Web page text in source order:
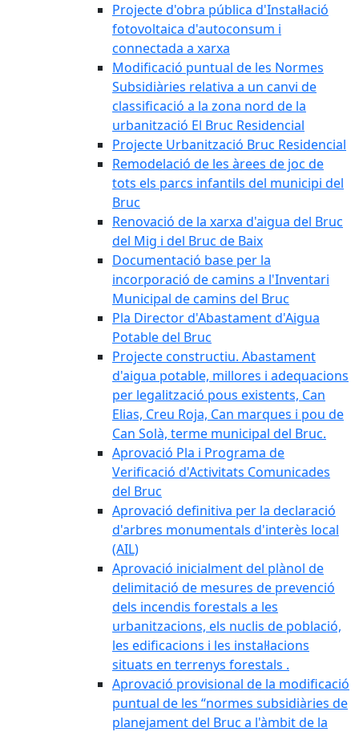
Projecte d'obra pública d'Instal·lació
fotovoltaica d'autoconsum i
connectada a xarxa
Modificació puntual de les Normes
Subsidiàries relativa a un canvi de
classificació a la zona nord de la
urbanització El Bruc Residencial
Projecte Urbanització Bruc Residencial
Remodelació de les àrees de joc de
tots els parcs infantils del municipi del
Bruc
Renovació de la xarxa d'aigua del Bruc
del Mig i del Bruc de Baix
Documentació base per la
incorporació de camins a l'Inventari
Municipal de camins del Bruc
Pla Director d'Abastament d'Aigua
Potable del Bruc
Projecte constructiu. Abastament
d'aigua potable, millores i adequacions
per legalització pous existents, Can
Elias, Creu Roja, Can marques i pou de
Can Solà, terme municipal del Bruc.
Aprovació Pla i Programa de
Verificació d'Activitats Comunicades
del Bruc
Aprovació definitiva per la declaració
d'arbres monumentals d'interès local
(AIL)
Aprovació inicialment del plànol de
delimitació de mesures de prevenció
dels incendis forestals a les
urbanitzacions, els nuclis de població,
les edificacions i les instal·lacions
situats en terrenys forestals .
Aprovació provisional de la modificació
puntual de les “normes subsidiàries de
planejament del Bruc a l'àmbit de la